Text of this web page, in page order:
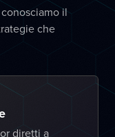
il
che
diretti a